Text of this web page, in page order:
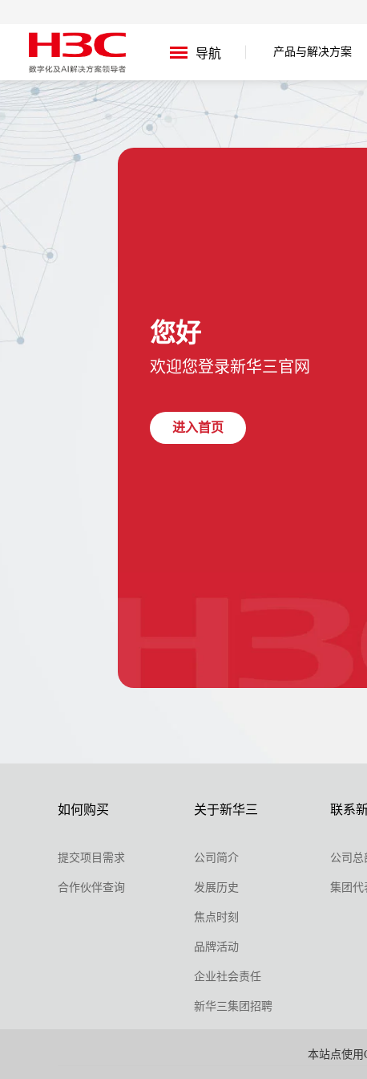
导航 产品与解决方案
您好
欢迎您登录新华三官网
进入首页
如何购买
提交项目需求
合作伙伴查询
关于新华三
公司简介
发展历史
焦点时刻
品牌活动
企业社会责任
新华三集团招聘
联系
公司总
集团代
本站点使用